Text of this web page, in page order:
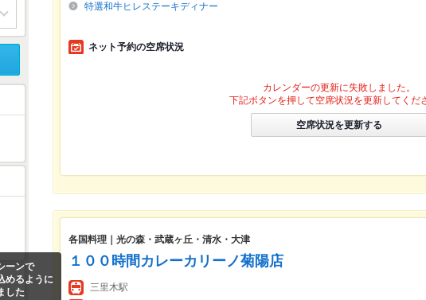
ーンで
めるように
した
特選和牛ヒレステーキディナー
ネット予約の空席状況
カレンダーの更新に失敗しました。
下記ボタンを押して空席状況を更新してくだ
空席状況を更新する
各国料理｜光の森・武蔵ヶ丘・清水・大津
１００時間カレーカリーノ菊陽店
三里木駅